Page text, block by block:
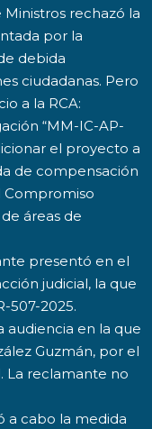
rechazó la
por la
debida
ciudadanas. Pero
a la RCA:
“MM-IC-AP-
el proyecto a
de compensación
Compromiso
áreas de
presentó en el
judicial, la que
507-2025.
audiencia en la que
Guzmán, por el
La reclamante no
a cabo la medida